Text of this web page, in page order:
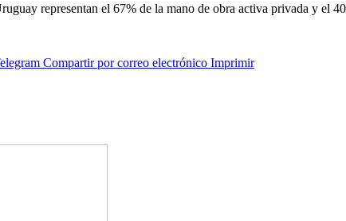
representan el 67% de la mano de obra activa privada y el
Compartir por correo electrónico Imprimir